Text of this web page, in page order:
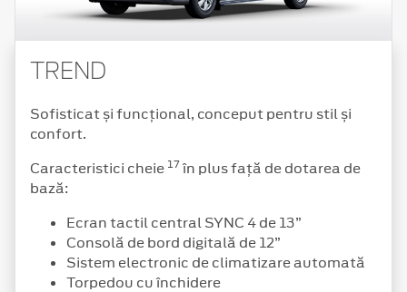
TREND
Sofisticat și funcțional, conceput pentru stil și
confort.
Caracteristici cheie 17în plus față de dotarea de
bază:
Ecran tactil central SYNC 4 de 13”
Consolă de bord digitală de 12”
Sistem electronic de climatizare automată
Torpedou cu închidere